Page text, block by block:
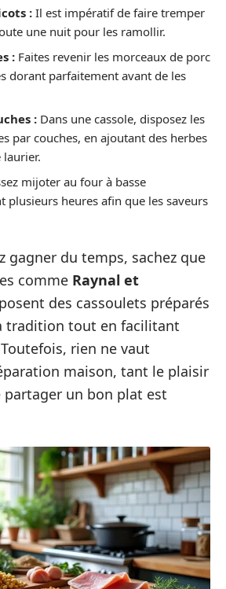
: Il est impératif de faire tremper
une nuit pour les ramollir.
: Faites revenir les morceaux de porc
dorant parfaitement avant de les
: Dans une cassole, disposez les
par couches, en ajoutant des herbes
mijoter au four à basse
plusieurs heures afin que les saveurs
gagner du temps, sachez que
comme Raynal et
des cassoulets préparés
tradition tout en facilitant
rien ne vaut
maison, tant le plaisir
partager un bon plat est